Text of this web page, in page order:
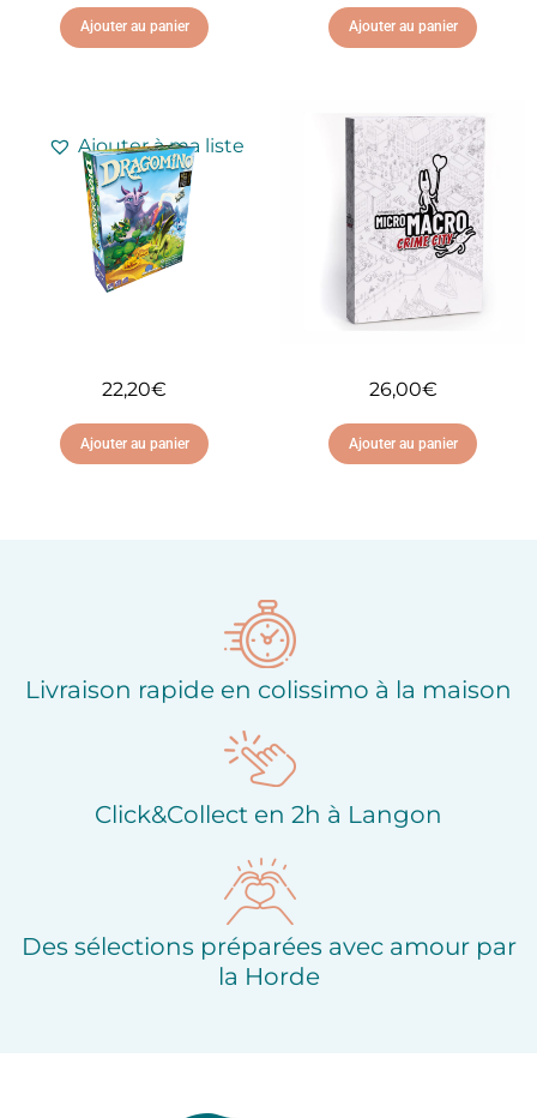
Ajouter au panier
Ajouter à ma liste
d'envies
Ajouter au panier
Ajouter à ma liste
d'envies
22,20€
Ajouter au panier
26,00€
Ajouter au panier
Livraison rapide en colissimo à la maison
Click&Collect en 2h à Langon
Des sélections préparées avec amour par
la Horde